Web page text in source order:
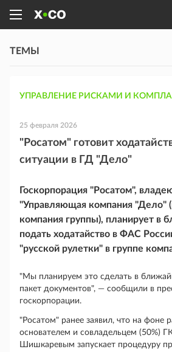
ТЕМЫ
УПРАВЛЕНИЕ РИСКАМИ И
25 февраля 2026
"Росатом" готовит
ситуации в ГД "Дело"
Госкорпорация "Росатом",
"Управляющая компания "Дело"
компания группы), планирует в
подать ходатайство в ФАС
"русской рулетки" в группе
"Мы планируем это сделать в
пакет документов", — сообщили в
госкорпорации.
"Росатом" ранее заявил, что на фоне
основателем и совладельцем (50%)
Шишкаревым запускает процедуру